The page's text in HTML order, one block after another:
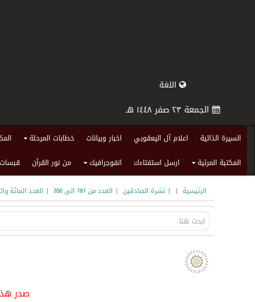
اللغة
الجمعة ٢٣ صفر ١٤٤٨ هـ
السيرة الذاتية اعلام آل اليعقوبي اخبار وبيانات خطابات المرحلة
المكتبة المرئية ارسل استفتاءك انفوجرافيك من نور القرآن
الرئيسية |
| نشرة الصادقين | العدد من 181 الى 200 | العدد المائة
صدر هذا العدد